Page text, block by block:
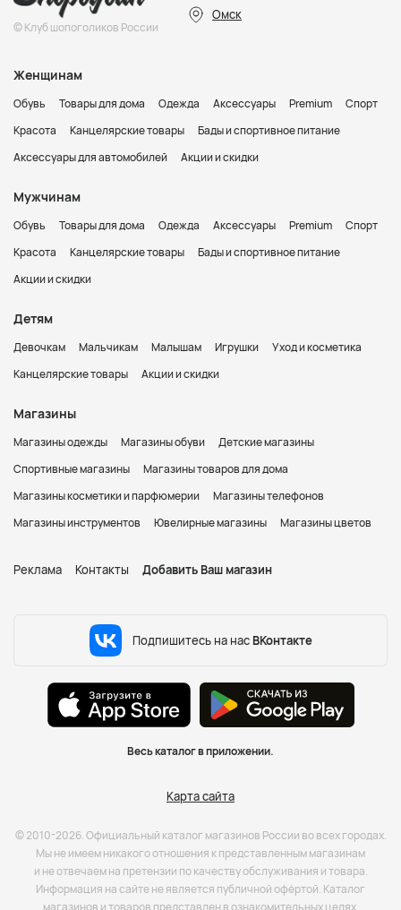
© Клуб шопоголиков России
Омск
Женщинам
Обувь Товары для дома Одежда Аксессуары Premium
Спорт
Красота
Канцелярские товары
Бады и спортивное питание
Аксессуары для автомобилей
Акции и скидки
Мужчинам
Обувь Товары для дома Одежда Аксессуары Premium
Спорт
Красота
Канцелярские товары
Бады и спортивное питание
Акции и скидки
Детям
Девочкам Мальчикам Малышам Игрушки
Уход и косметика
Канцелярские товары
Акции и скидки
Магазины
Магазины одежды Магазины обуви
Детские магазины
Спортивные магазины
Магазины товаров для дома
Магазины косметики и парфюмерии
Магазины телефонов
Магазины инструментов
Ювелирные магазины Магазины цветов
Реклама Контакты Добавить Ваш магазин
Подпишитесь на нас ВКонтакте
Весь каталог в приложении.
Карта сайта
© 2010-2026. Официальный каталог магазинов России во всех городах.
Мы не имеем никакого отношения к представленным магазинам
и не отвечаем на претензии по качеству обслуживания и товара.
Информация на сайте не является публичной офёртой. Каталог
магазинов и товаров представлен в ознакомительных целях.